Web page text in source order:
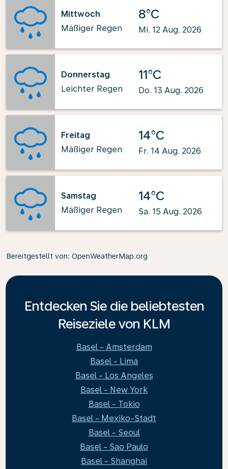
Mittwoch
Mäßiger Regen
8°C
Mi. 12 Aug. 2026
Donnerstag
Leichter Regen
11°C
Do. 13 Aug. 2026
Freitag
Mäßiger Regen
14°C
Fr. 14 Aug. 2026
Samstag
Mäßiger Regen
14°C
Sa. 15 Aug. 2026
Bereitgestellt von: OpenWeatherMap.org
Entdecken Sie die beliebtesten
Reiseziele von KLM
Basel - Amsterdam
Basel - Lima
Basel - Los Angeles
Basel - New York
Basel - Tokio
Basel - Mexiko-Stadt
Basel - Seoul
Basel - Sao Paulo
Basel - Shanghai